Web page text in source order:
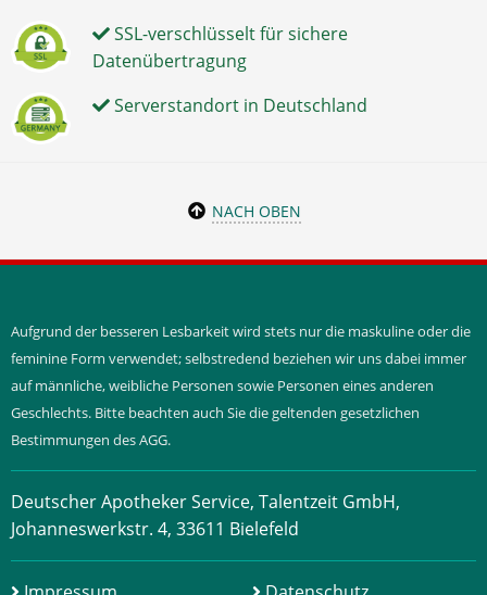
SSL-verschlüsselt für sichere
Datenübertragung
Serverstandort in Deutschland
NACH OBEN
Aufgrund der besseren Lesbarkeit wird stets nur die maskuline oder die
feminine Form verwendet; selbstredend beziehen wir uns dabei immer
auf männliche, weibliche Personen sowie Personen eines anderen
Geschlechts. Bitte beachten auch Sie die geltenden gesetzlichen
Bestimmungen des AGG.
Deutscher Apotheker Service, Talentzeit GmbH,
Johanneswerkstr. 4, 33611 Bielefeld